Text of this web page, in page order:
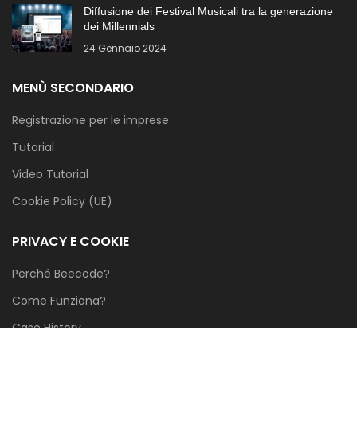
Diffusione dei Festival Musicali tra la generazione
dei Millennials
24 Gennaio 2024
MENÙ SECONDARIO
Registrazione per le imprese
Tutorial
Video Tutorial
Cookie Policy (UE)
PRIVACY E COOKIE
Perché Beecode?
Come Funziona?
Case History